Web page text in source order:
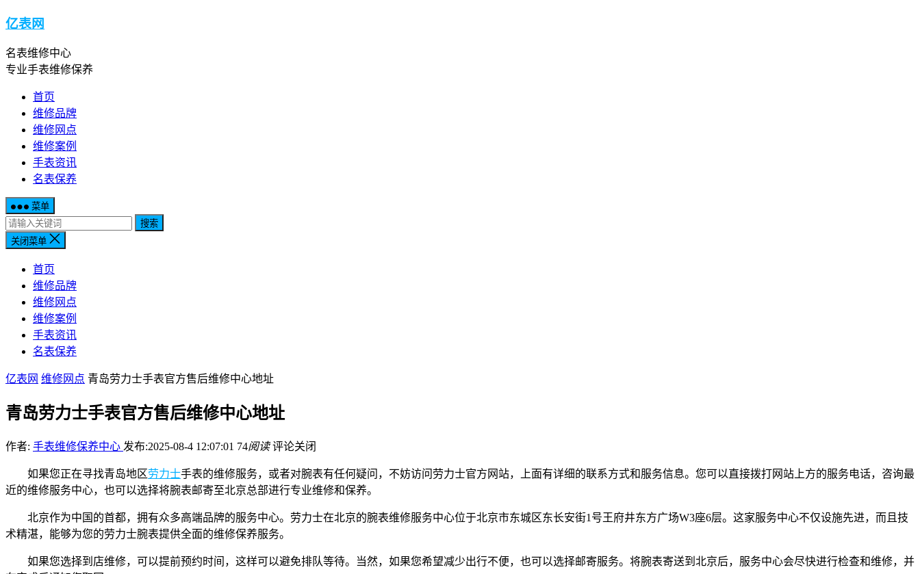
亿表网
名表维修中心
专业手表维修保养
首页
维修品牌
维修网点
维修案例
手表资讯
名表保养
菜单
搜索
关闭菜单
首页
维修品牌
维修网点
维修案例
手表资讯
名表保养
亿表网 维修网点 青岛劳力士手表官方售后维修中心地址
青岛劳力士手表官方售后维修中心地址
作者: 手表维修保养中心 发布:2025-08-4 12:07:01 74阅读 评论关闭
如果您正在寻找青岛地区劳力士手表的维修服务，或者对腕表有任何疑问，不妨访问劳力士官方网站，上面有详细的联系方式和服务信息。您可以直接拨打网站上方的服务电话，咨询最
近的维修服务中心，也可以选择将腕表邮寄至北京总部进行专业维修和保养。
北京作为中国的首都，拥有众多高端品牌的服务中心。劳力士在北京的腕表维修服务中心位于北京市东城区东长安街1号王府井东方广场W3座6层。这家服务中心不仅设施先进，而且技
术精湛，能够为您的劳力士腕表提供全面的维修保养服务。
如果您选择到店维修，可以提前预约时间，这样可以避免排队等待。当然，如果您希望减少出行不便，也可以选择邮寄服务。将腕表寄送到北京后，服务中心会尽快进行检查和维修，并